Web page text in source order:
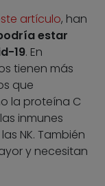
artículo, han
estar
19. En
tienen más
que
la proteína C
inmunes
NK. También
y necesitan